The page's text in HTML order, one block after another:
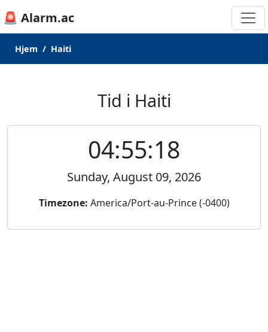
🚨 Alarm.ac
Hjem Haiti
Tid i Haiti
04:55:18
Sunday, August 09, 2026
Timezone: America/Port-au-Prince (-0400)